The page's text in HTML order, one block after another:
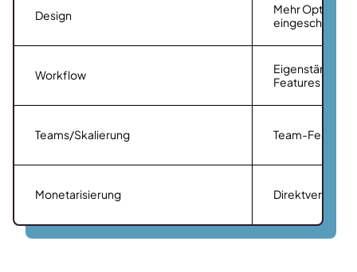
Design
Mehr Optionen
eingeschränkt
Workflow
Features
Teams/Skalierung Team-Features
Monetarisierung Direktverkauf